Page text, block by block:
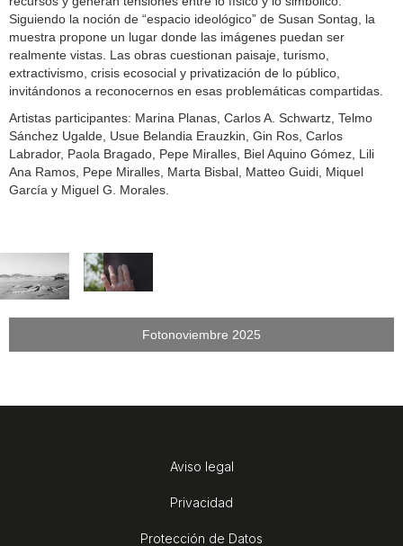
Siguiendo la noción de “espacio ideológico” de Susan Sontag, la
muestra propone un lugar donde las imágenes puedan ser
realmente vistas. Las obras cuestionan paisaje, turismo,
extractivismo, crisis ecosocial y privatización de lo público,
invitándonos a reconocernos en esas problemáticas compartidas.
Artistas participantes: Marina Planas, Carlos A. Schwartz, Telmo
Sánchez Ugalde, Usue Belandia Erauzkin, Gin Ros, Carlos
Labrador, Paola Bragado, Pepe Miralles, Biel Aquino Gómez, Lili
Ana Ramos, Pepe Miralles, Marta Bisbal, Matteo Guidi, Miquel
García y Miguel G. Morales.
Fotonoviembre 2025
Aviso legal
Privacidad
Protección de Datos